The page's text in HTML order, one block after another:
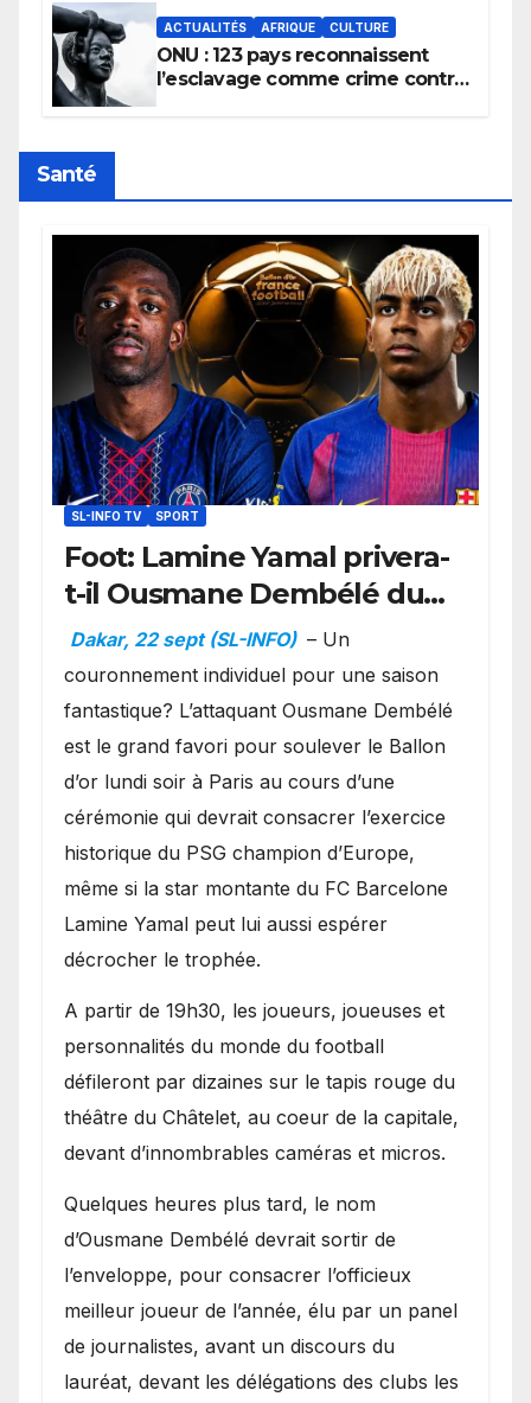
ACTUALITÉS AFRIQUE CULTURE
ONU : 123 pays reconnaissent
l’esclavage comme crime contre
Santé
SL-INFO TV SPORT
Foot: Lamine Yamal privera-
t-il Ousmane Dembélé du
Ballon d’or ?
Dakar, 22 sept (SL-INFO) – Un
couronnement individuel pour une saison
fantastique? L’attaquant Ousmane Dembélé
est le grand favori pour soulever le Ballon
d’or lundi soir à Paris au cours d’une
cérémonie qui devrait consacrer l’exercice
historique du PSG champion d’Europe,
même si la star montante du FC Barcelone
Lamine Yamal peut lui aussi espérer
décrocher le trophée.
A partir de 19h30, les joueurs, joueuses et
personnalités du monde du football
défileront par dizaines sur le tapis rouge du
théâtre du Châtelet, au coeur de la capitale,
devant d’innombrables caméras et micros.
Quelques heures plus tard, le nom
d’Ousmane Dembélé devrait sortir de
l’enveloppe, pour consacrer l’officieux
meilleur joueur de l’année, élu par un panel
de journalistes, avant un discours du
lauréat, devant les délégations des clubs les